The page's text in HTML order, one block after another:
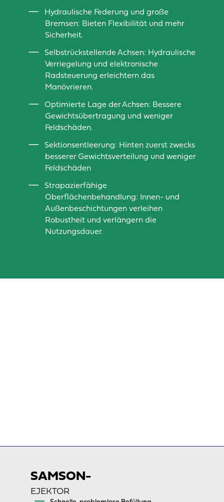
Hydraulische Federung und große
Bremsen: Bieten Flexibilität und mehr
Sicherheit.
Selbstrückstellende Achsen: Hydraulische
Verriegelung und elektronische
Radsteuerung erleichtern das
Manövrieren.
Optimierte Lage der Achsen: Bessere
Gewichtsübertragung und weniger
Feldschäden.
Sektionsentleerung: Hinten zuerst zwecks
besserer Gewichtsverteilung und weniger
Feldschäden
Strapazierfähige
Oberflächenbehandlung: Innen- und
Außenbeschichtungen verleihen
Robustheit und verlängern die
Nutzungsdauer.
SAMSON-
EJEKTOR